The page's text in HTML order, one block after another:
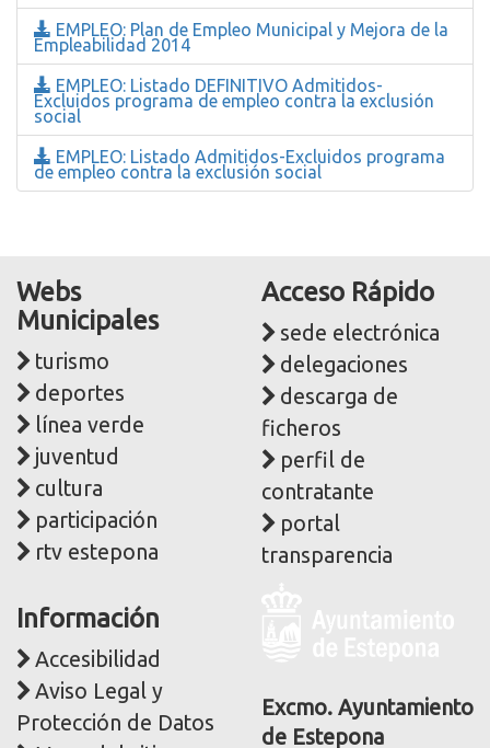
EMPLEO: Plan de Empleo Municipal y Mejora de la
Empleabilidad 2014
EMPLEO: Listado DEFINITIVO Admitidos-
Excluidos programa de empleo contra la exclusión
social
EMPLEO: Listado Admitidos-Excluidos programa
de empleo contra la exclusión social
Webs
Municipales
turismo
deportes
línea verde
juventud
cultura
participación
rtv estepona
Acceso Rápido
sede electrónica
delegaciones
descarga de
ficheros
perfil de
contratante
portal
transparencia
Información
Accesibilidad
Aviso Legal y
Protección de Datos
corporativa
Excmo. Ayuntamiento
de Estepona